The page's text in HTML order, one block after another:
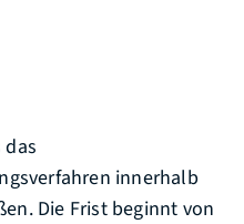
innerhalb
Die Frist beginnt von